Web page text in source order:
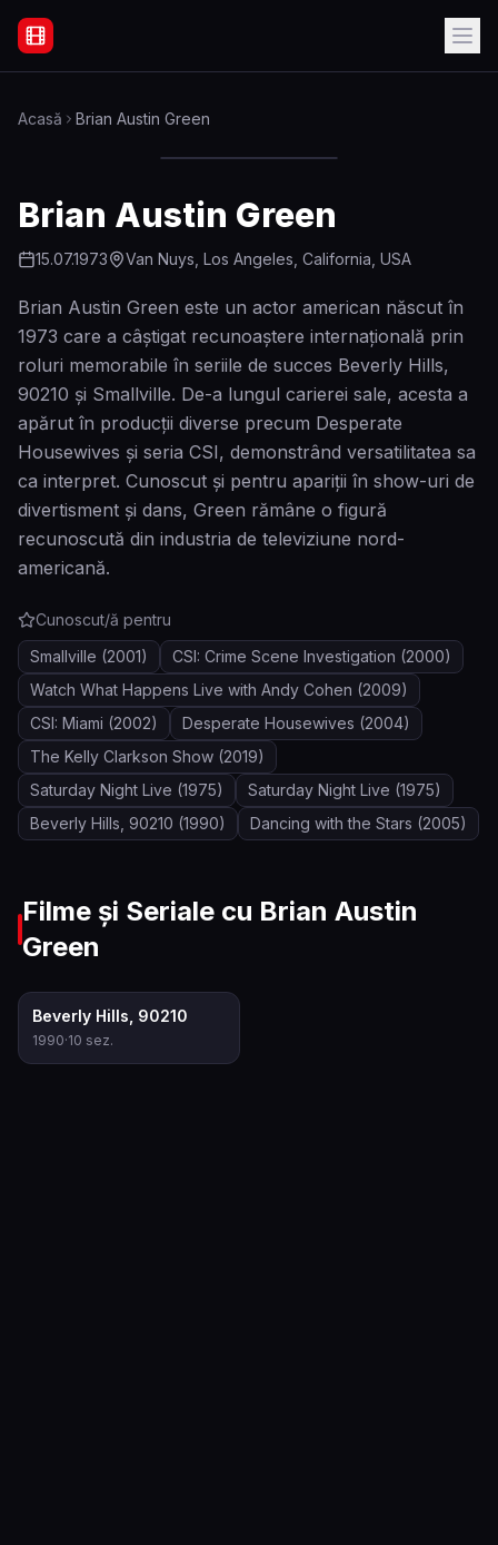
Filme Online Subtitrate - Acasă
Acasă Brian Austin Green
Brian Austin Green
15.07.1973 Van Nuys, Los Angeles, California, USA
Brian Austin Green este un actor american născut în
1973 care a câștigat recunoaștere internațională prin
roluri memorabile în seriile de succes Beverly Hills,
90210 și Smallville. De-a lungul carierei sale, acesta a
apărut în producții diverse precum Desperate
Housewives și seria CSI, demonstrând versatilitatea sa
ca interpret. Cunoscut și pentru apariții în show-uri de
divertisment și dans, Green rămâne o figură
recunoscută din industria de televiziune nord-
americană.
Cunoscut/ă pentru
Smallville (2001) CSI: Crime Scene Investigation (2000)
Watch What Happens Live with Andy Cohen (2009)
CSI: Miami (2002) Desperate Housewives (2004)
The Kelly Clarkson Show (2019)
Saturday Night Live (1975) Saturday Night Live (1975)
Beverly Hills, 90210 (1990) Dancing with the Stars (2005)
Filme și Seriale cu Brian Austin
Green
Beverly Hills, 90210
1990·10 sez.